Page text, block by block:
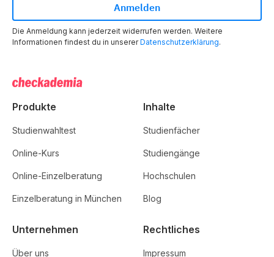
Die Anmeldung kann jederzeit widerrufen werden. Weitere
Informationen findest du in unsererDatenschutzerklärung.
Produkte
Studienwahltest
Online-Kurs
Online-Einzelberatung
Einzelberatung in München
Inhalte
Studienfächer
Studiengänge
Hochschulen
Blog
Unternehmen
Über uns
Rechtliches
Impressum